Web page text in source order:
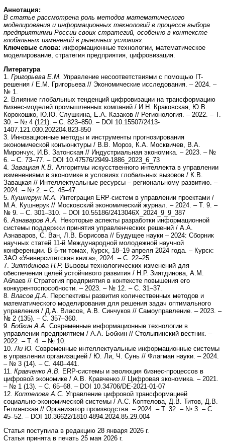
Аннотация:
В статье рассмотрена роль методов математического
моделирования и информационных технологий в процессе выбора
предприятиями России своих стратегий, особенно в контексте
глобальных изменений в рыночных условиях.
Ключевые слова: информационные технологии, математическое
моделирование, стратегия предприятия, цифровизация.
Литература
1. Григорьева Е.М. Управление несоответствиями с помощью IT-
решения / Е.М. Григорьева // Экономические исследования. – 2024. –
№ 1.
2. Влияние глобальных тенденций цифровизации на трансформацию
бизнес-моделей промышленных компаний / И.Н. Краковская, Ю.В.
Корокошко, Ю.Ю. Слушкина, Е.А. Казаков // Регионология. – 2022. – Т.
30. – № 4 (121). – С. 823–850. – DOI 10.15507/2413-
1407.121.030.202204.823-850
3. Инновационные методы и инструменты прогнозирования
экономической конъюнктуры / В.В. Мороз, К.А. Москвичев, В.А.
Мирончук, И.В. Затонская // Индустриальная экономика. – 2023. – №
6. – С. 73–77. – DOI 10.47576/2949-1886_2023_6_73
4. Завацкая К.В. Алгоритмы искусственного интеллекта в управлении
изменениями в экономике в условиях глобальных вызовов / К.В.
Завацкая // Интеллектуальные ресурсы – региональному развитию. –
2024. – № 2. – С. 45–47.
5. Кушнерук М.А.
Интеграция ERP-систем в управлении проектами /
М.А. Кушнерук // Московский экономический журнал. – 2024. – Т. 9. –
№ 9. – С. 301–310. – DOI 10.55186/2413046X_2024_9_9_387
6. Азнаваров А.А.
Некоторые аспекты разработки информационной
системы поддержки принятия управленческих решений / А.А.
Азнаваров, С. Ван, Л.В. Борисова // Будущее науки – 2024: Сборник
научных статей 11-й Международной молодежной научной
конференции. В 5-ти томах, Курск, 18–19 апреля 2024 года. – Курск:
ЗАО «Университетская книга», 2024. – С. 22–25.
7. Зиятдинова Н.Р. Вызовы технологических изменений для
обеспечения целей устойчивого развития / Н.Р. Зиятдинова, А.М.
Аблаев // Стратегия предприятия в контексте повышения его
конкурентоспособности. – 2023. – № 12. – С. 31–37.
8. Власов Д.А . Перспективы развития количественных методов и
математического моделирования для решения задач оптимального
управления / Д.А. Власов, А.В. Синчуков // Самоуправление. – 2023. –
№ 2 (135). – С. 357–360.
9. Бобкин А.А. Современные информационные технологии в
управлении предприятием / А.А. Бобкин // Столыпинский вестник. –
2022. – Т. 4. – № 10.
10. Ли Ю. Современные интеллектуальные информационные системы
в управлении организацией / Ю. Ли, Ч. Сунь // Флагман науки. – 2024.
– № 3 (14). – С. 440–441.
11. Кравченко А.В.
ERP-системы и эволюция бизнес-процессов в
цифровой экономике / А.В. Кравченко // Цифровая экономика. – 2021.
– № 1 (13). – С. 65–68. – DOI 10.34706/DE-2021-01-07
12. Коптелова А.С. Управление цифровой трансформацией
социально-экономической системы / А.С. Коптелова, Д.В. Титов, Д.В.
Гетманская // Организатор производства. – 2024. – Т. 32. – № 3. – С.
45–52. – DOI 10.36622/1810-4894.2024.85.29.004
Статья поступила в редакцию 28 января 2026 г.
Статья принята в печать 25 мая 2026 г.